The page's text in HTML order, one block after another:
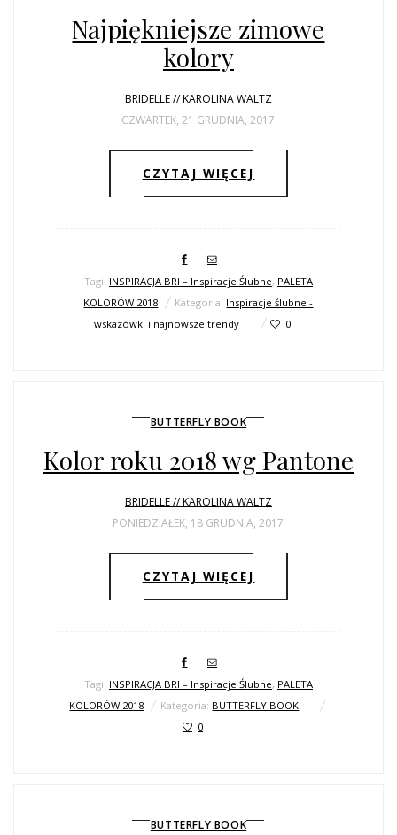
Najpiękniejsze zimowe
kolory
BRIDELLE // KAROLINA WALTZ
CZWARTEK, 21 GRUDNIA, 2017
CZYTAJ WIĘCEJ
Tagi: INSPIRACJA BRI – Inspiracje Ślubne, PALETA
KOLORÓW 2018
Kategoria: Inspiracje ślubne -
wskazówki i najnowsze trendy
0
BUTTERFLY BOOK
Kolor roku 2018 wg Pantone
BRIDELLE // KAROLINA WALTZ
PONIEDZIAŁEK, 18 GRUDNIA, 2017
CZYTAJ WIĘCEJ
Tagi: INSPIRACJA BRI – Inspiracje Ślubne, PALETA
KOLORÓW 2018
Kategoria: BUTTERFLY BOOK
0
BUTTERFLY BOOK